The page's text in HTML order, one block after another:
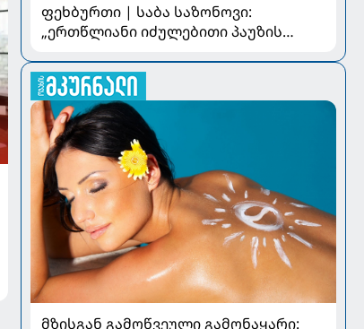
ფეხბურთი | საბა საზონოვი:
„ერთწლიანი იძულებითი პაუზის
მნიშვნელოვანია“
მზისგან გამოწვეული გამონაყარი: